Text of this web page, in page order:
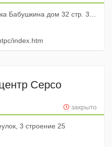
дом 32 стр. 3 офис 206
index.htm
Серсо
закрыто
3 строение 25